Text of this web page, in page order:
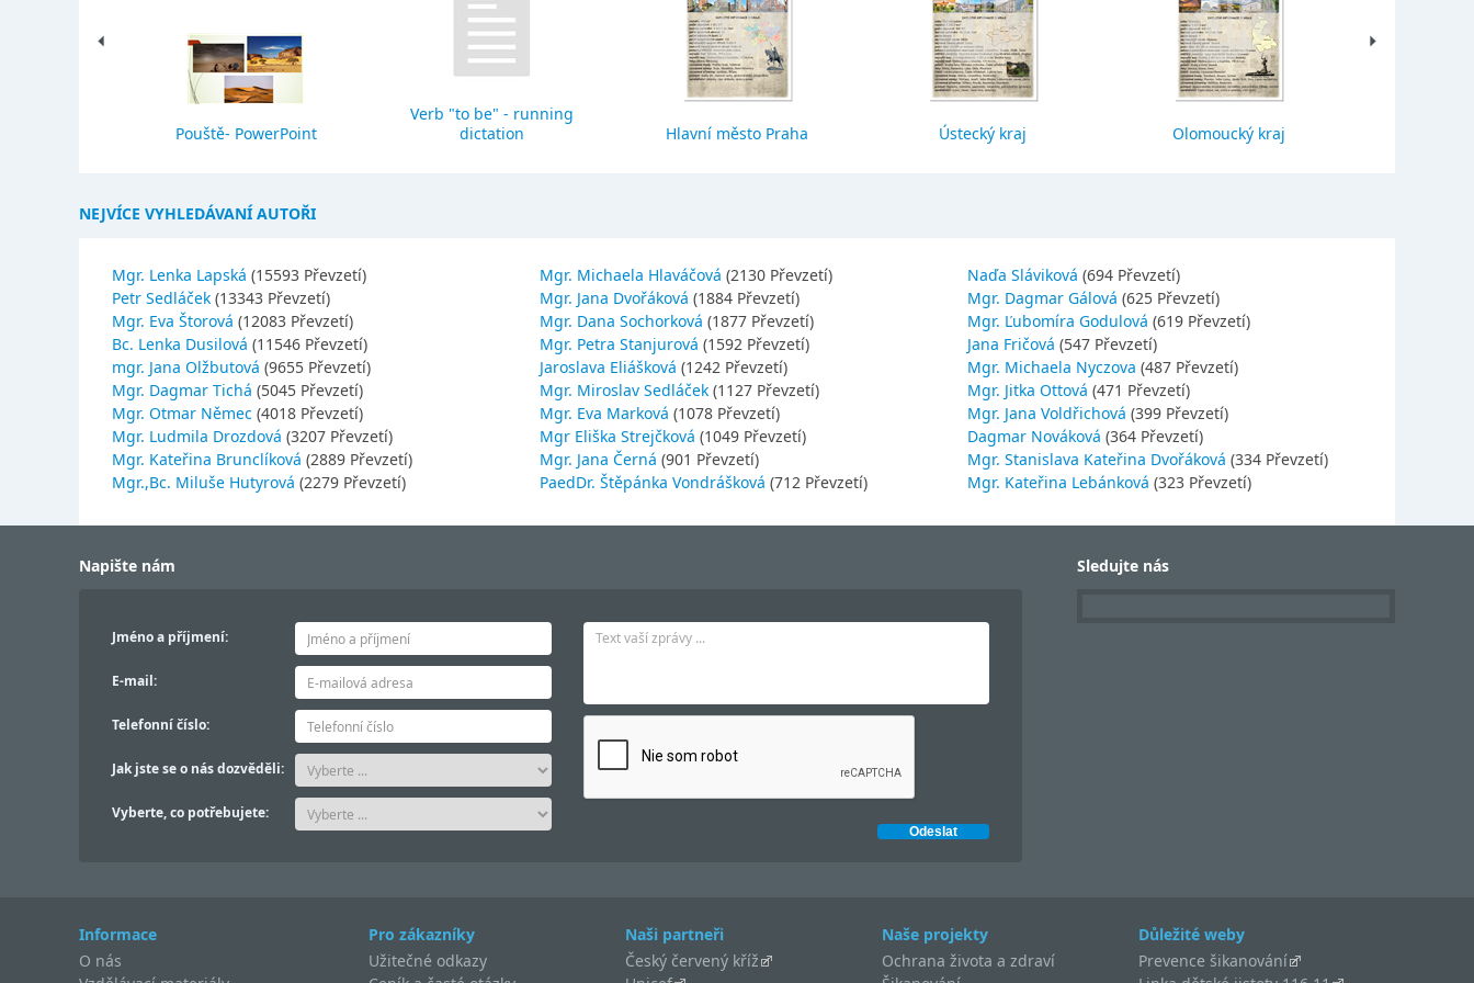
Pouště- PowerPoint
Verb "to be" - running
dictation
Hlavní město Praha Ústecký kraj Olomoucký kraj
NEJVÍCE VYHLEDÁVANÍ AUTOŘI
Mgr. Lenka Lapská (15593 Převzetí)
Petr Sedláček (13343 Převzetí)
Mgr. Eva Štorová (12083 Převzetí)
Bc. Lenka Dusilová (11546 Převzetí)
mgr. Jana Olžbutová (9655 Převzetí)
Mgr. Dagmar Tichá (5045 Převzetí)
Mgr. Otmar Němec (4018 Převzetí)
Mgr. Ludmila Drozdová (3207 Převzetí)
Mgr. Kateřina Brunclíková (2889 Převzetí)
Mgr.,Bc. Miluše Hutyrová (2279 Převzetí)
Mgr. Michaela Hlaváčová (2130 Převzetí)
Mgr. Jana Dvořáková (1884 Převzetí)
Mgr. Dana Sochorková (1877 Převzetí)
Mgr. Petra Stanjurová (1592 Převzetí)
Jaroslava Eliášková (1242 Převzetí)
Mgr. Miroslav Sedláček (1127 Převzetí)
Mgr. Eva Marková (1078 Převzetí)
Mgr Eliška Strejčková (1049 Převzetí)
Mgr. Jana Černá (901 Převzetí)
PaedDr. Štěpánka Vondrášková (712 Převzetí)
Naďa Sláviková (694 Převzetí)
Mgr. Dagmar Gálová (625 Převzetí)
Mgr. Ľubomíra Godulová (619 Převzetí)
Jana Fričová (547 Převzetí)
Mgr. Michaela Nyczova (487 Převzetí)
Mgr. Jitka Ottová (471 Převzetí)
Mgr. Jana Voldřichová (399 Převzetí)
Dagmar Nováková (364 Převzetí)
Mgr. Stanislava Kateřina Dvořáková (334 Převzetí)
Mgr. Kateřina Lebánková (323 Převzetí)
Napište nám
Jméno a příjmení:
E-mail:
Telefonní číslo:
Jak jste se o nás dozvěděli:
Vyberte, co potřebujete:
Sledujte nás
Informace
O nás
Pro zákazníky
Užitečné odkazy
Naši partneři
Český červený kříž
Naše projekty
Ochrana života a zdraví
Důležité weby
Prevence šikanování